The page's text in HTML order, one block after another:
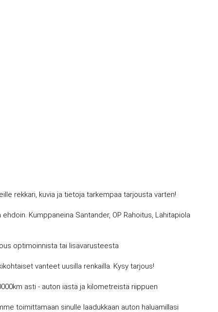
rekkari, kuvia ja tietoja tarkempaa tarjousta varten!
Kumppaneina Santander, OP Rahoitus, Lähitapiola
optimoinnista tai lisävarusteesta
vanteet uusilla renkailla. Kysy tarjous!
asti - auton iästä ja kilometreistä riippuen
toimittamaan sinulle laadukkaan auton haluamillasi